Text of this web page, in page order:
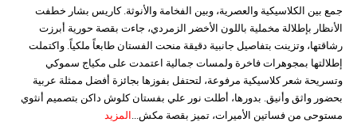
جمع بين الكلاسيكية والعصرية، وبين الفخامة والأنوثة. كاريس بشار خطفت
الأنظار بإطلالة مخملية باللون الأخضر الزمردي، جاءت بقصة حورية أبرزت
رشاقتها، وتزينت بتفاصيل جانبية دقيقة منحت الفستان طابعاً ملكياً. واكتملت
إطلالتها بمجوهرات فاخرة ولمسات جمالية اعتمدت على مكياج سموكي
وتسريحة شعر كلاسيكية مرفوعة، لتحتفل بفوزها بجائزة أفضل ممثلة عربية
بحضور واثق وأنيق. بدورها، أطلت نور علي بفستان كلوش داكن بتصميم أنثوي
مستوحى من فساتين الأميرات، تميز بقصة مكش...
المزيد